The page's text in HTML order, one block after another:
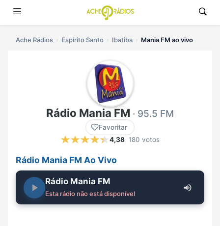
Ache Rádios Espírito Santo Ibatiba Mania FM ao vivo
Rádio Mania FM · 95.5 FM
Favoritar
4,38 180 votos
Rádio Mania FM Ao Vivo
Rádio Mania FM
Esta rádio não está disponível